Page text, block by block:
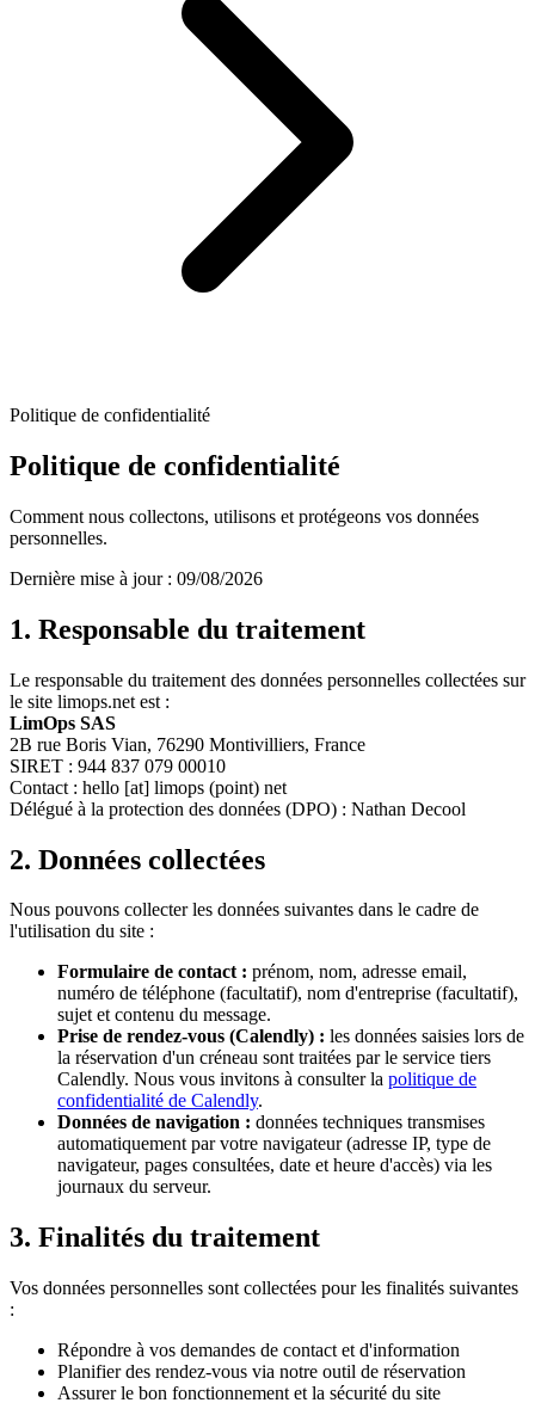
Politique de confidentialité
Politique de confidentialité
Comment nous collectons, utilisons et protégeons vos données
personnelles.
Dernière mise à jour : 09/08/2026
1. Responsable du traitement
Le responsable du traitement des données personnelles collectées sur
le site limops.net est :
LimOps SAS
2B rue Boris Vian, 76290 Montivilliers, France
SIRET : 944 837 079 00010
Contact : hello [at] limops (point) net
Délégué à la protection des données (DPO) : Nathan Decool
2. Données collectées
Nous pouvons collecter les données suivantes dans le cadre de
l'utilisation du site :
Formulaire de contact : prénom, nom, adresse email,
numéro de téléphone (facultatif), nom d'entreprise (facultatif),
sujet et contenu du message.
Prise de rendez-vous (Calendly) : les données saisies lors de
la réservation d'un créneau sont traitées par le service tiers
Calendly. Nous vous invitons à consulter la politique de
confidentialité de Calendly.
Données de navigation : données techniques transmises
automatiquement par votre navigateur (adresse IP, type de
navigateur, pages consultées, date et heure d'accès) via les
journaux du serveur.
3. Finalités du traitement
Vos données personnelles sont collectées pour les finalités suivantes
:
Répondre à vos demandes de contact et d'information
Planifier des rendez-vous via notre outil de réservation
Assurer le bon fonctionnement et la sécurité du site